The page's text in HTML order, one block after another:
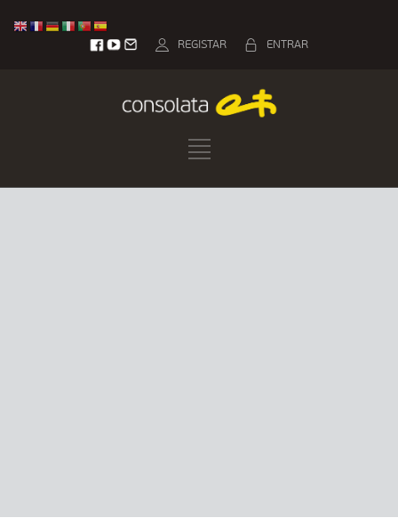
ENTRAR
REGISTAR